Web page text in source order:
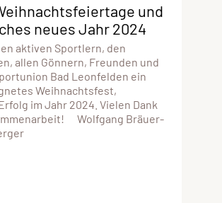
und
neues Jahr 2024
aktiven Sportlern, den
allen Gönnern, Freunden und
Bad Leonfelden ein
Weihnachtsfest,
im Jahr 2024. Vielen Dank
Wolfgang Bräuer-